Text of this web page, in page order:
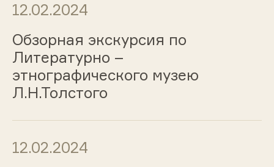
12.02.2024
Обзорная экскурсия по
Литературно –
этнографического музею
Л.Н.Толстого
12.02.2024